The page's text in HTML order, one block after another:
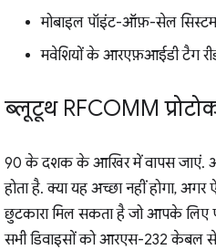
मोबाइल पॉइंट-ऑफ़-सेल
मवेशियों के आरएफ़आईडी टैग
ब्लूटूथ RFCOMM
90 के दशक के आखिर में वापस जाएं.
होता है. क्या यह अच्छा नहीं होगा,
छुटकारा मिल सकता है जो आपके लिए
सभी डिवाइसों को आरएस-232 केबल